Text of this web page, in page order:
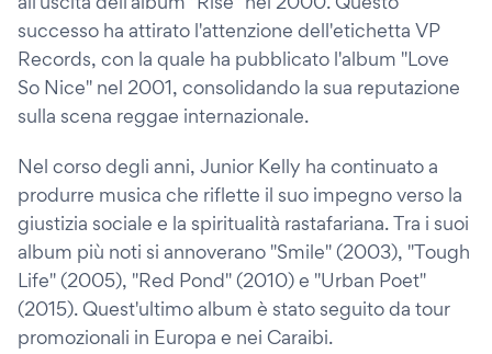
successo ha attirato l'attenzione dell'etichetta VP
Records, con la quale ha pubblicato l'album "Love
So Nice" nel 2001, consolidando la sua reputazione
sulla scena reggae internazionale.
Nel corso degli anni, Junior Kelly ha continuato a
produrre musica che riflette il suo impegno verso la
giustizia sociale e la spiritualità rastafariana. Tra i suoi
album più noti si annoverano "Smile" (2003), "Tough
Life" (2005), "Red Pond" (2010) e "Urban Poet"
(2015). Quest'ultimo album è stato seguito da tour
promozionali in Europa e nei Caraibi.